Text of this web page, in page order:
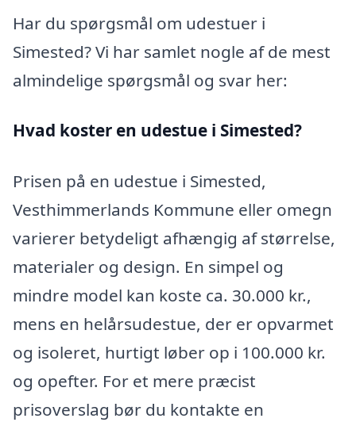
Har du spørgsmål om udestuer i
Simested? Vi har samlet nogle af de mest
almindelige spørgsmål og svar her:
Hvad koster en udestue i Simested?
Prisen på en udestue i Simested,
Vesthimmerlands Kommune eller omegn
varierer betydeligt afhængig af størrelse,
materialer og design. En simpel og
mindre model kan koste ca. 30.000 kr.,
mens en helårsudestue, der er opvarmet
og isoleret, hurtigt løber op i 100.000 kr.
og opefter. For et mere præcist
prisoverslag bør du kontakte en